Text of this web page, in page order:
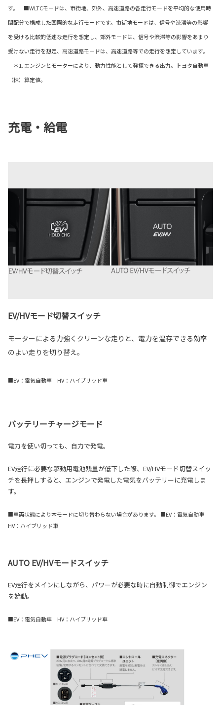
す。 ■WLTCモードは、市街地、郊外、高速道路の各走行モードを平均的な使用時
間配分で構成した国際的な走行モードです。市街地モードは、信号や渋滞等の影響
を受ける比較的低速な走行を想定し、郊外モードは、信号や渋滞等の影響をあまり
受けない走行を想定、高速道路モードは、高速道路等での走行を想定しています。
＊1. エンジンとモーターにより、動力性能として発揮できる出力。トヨタ自動車
（株）算定値。
充電・給電
EV/HVモード切替スイッチ
モーターによる力強くクリーンな走りと、電力を温存できる効率
のよい走りを切り替え。
■EV：電気自動車 HV：ハイブリッド車
バッテリーチャージモード
電力を使い切っても、自力で発電。
EV走行に必要な駆動用電池残量が低下した際、EV/HVモード切替スイッ
チを長押しすると、エンジンで発電した電気をバッテリーに充電しま
す。
■車両状態により本モードに切り替わらない場合があります。 ■EV：電気自動車
HV：ハイブリッド車
AUTO EV/HVモードスイッチ
EV走行をメインにしながら、パワーが必要な時に自動制御でエンジン
を始動。
■EV：電気自動車 HV：ハイブリッド車